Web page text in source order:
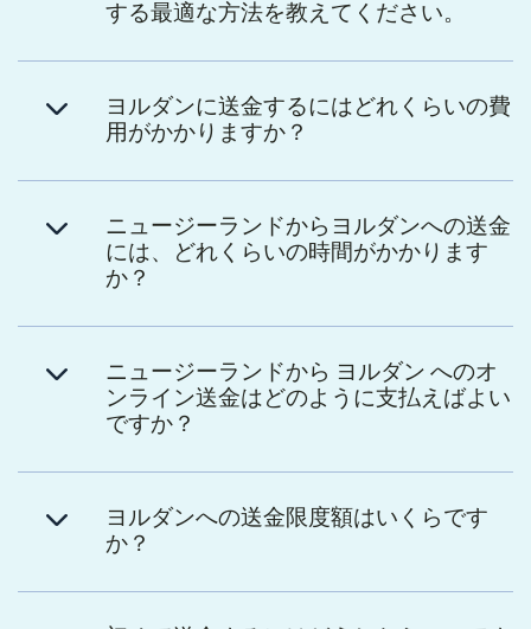
する最適な方法を教えてください。
ヨルダンに送金するにはどれくらいの費
用がかかりますか？
ニュージーランドからヨルダンへの送金
には、どれくらいの時間がかかります
か？
ニュージーランドから ヨルダン へのオ
ンライン送金はどのように支払えばよい
ですか？
ヨルダンへの送金限度額はいくらです
か？